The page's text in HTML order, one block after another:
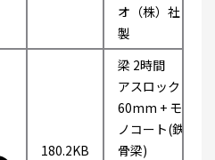
オ（株）社
製
180.2KB
梁 2時間
アスロック
60mm + モ
ノコート(鉄
骨梁)